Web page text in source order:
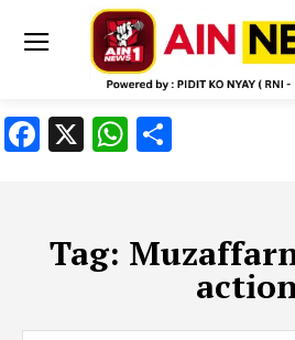
Facebook
X WhatsApp
Tag: